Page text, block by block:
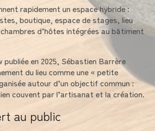
rapidement un espace hybride :
boutique, espace de stages, lieu
d’hôtes intégrées au bâtiment
publiée en 2025, Sébastien Barrère
du lieu comme une « petite
autour d’un objectif commun :
couvent par l’artisanat et la création.
au public